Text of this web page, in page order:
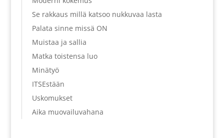
Se rakkaus millä katsoo nukkuvaa lasta
Palata sinne missä ON
Muistaa ja sallia
Matka toistensa luo
Minätyö
ITSEstään
Uskomukset
Aika muovailuvahana